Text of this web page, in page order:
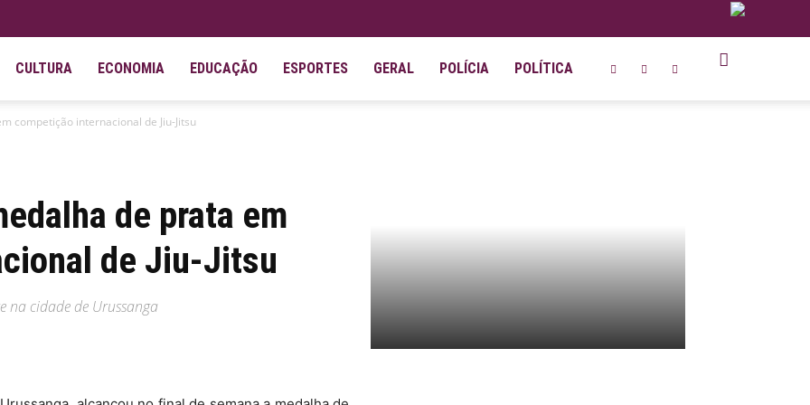
CULTURA ECONOMIA EDUCAÇÃO ESPORTES GERAL POLÍCIA POLÍTICA
competição internacional de Jiu-Jitsu
de prata em
de Jiu-Jitsu
na cidade de Urussanga